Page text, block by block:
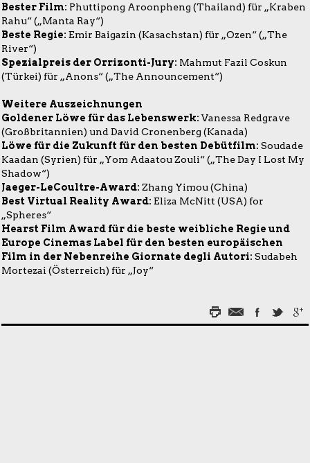
Bester Film: Phuttipong Aroonpheng (Thailand) für „Kraben
Rahu“ („Manta Ray“)
Beste Regie: Emir Baigazin (Kasachstan) für „Ozen“ („The
River“)
Spezialpreis der Orrizonti-Jury: Mahmut Fazil Coskun
(Türkei) für „Anons“ („The Announcement“)
Weitere Auszeichnungen
Goldener Löwe für das Lebenswerk: Vanessa Redgrave
(Großbritannien) und David Cronenberg (Kanada)
Löwe für die Zukunft für den besten Debütfilm: Soudade
Kaadan (Syrien) für „Yom Adaatou Zouli“ („The Day I Lost My
Shadow“)
Jaeger-LeCoultre-Award: Zhang Yimou (China)
Best Virtual Reality Award: Eliza McNitt (USA) for
„Spheres“
Hearst Film Award für die beste weibliche Regie und
Europe Cinemas Label für den besten europäischen
Film in der Nebenreihe Giornate degli Autori: Sudabeh
Mortezai (Österreich) für „Joy“